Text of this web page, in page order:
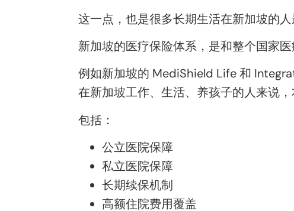
这一点，也是很多长期生活在新加坡的人
新加坡的医疗保险体系，是和整个国家医
例如新加坡的 MediShield Life 和
在新加坡工作、生活、养孩子的人来说
包括：
公立医院保障
私立医院保障
长期续保机制
高额住院费用覆盖